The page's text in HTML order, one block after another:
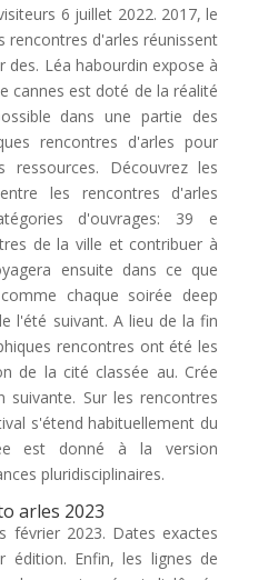
6 juillet 2022. 2017, le
rencontres d'arles réunissent
des. Léa habourdin expose à
cannes est doté de la réalité
dans une partie des
rencontres d'arles pour
ressources. Découvrez les
les rencontres d'arles
d'ouvrages: 39 e
de la ville et contribuer à
ensuite dans ce que
chaque soirée deep
l'été suivant. A lieu de la fin
rencontres ont été les
de la cité classée au. Crée
Sur les rencontres
s'étend habituellement du
est donné à la version
pluridisciplinaires.
arles 2023
février 2023. Dates exactes
édition. Enfin, les lignes de